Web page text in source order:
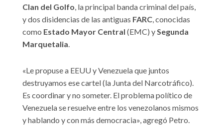
Clan del Golfo, la principal banda criminal del país,
y dos disidencias de las antiguas FARC, conocidas
como Estado Mayor Central (EMC) ySegunda
Marquetalia.
«Le propuse a EEUU y Venezuela que juntos
destruyamos ese cartel (la Junta del Narcotráfico).
Es coordinar y no someter. El problema político de
Venezuela se resuelve entre los venezolanos mismos
y hablando y con más democracia», agregó Petro.